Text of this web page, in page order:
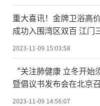
重大喜讯！金牌卫浴高
成功入围湾区双百 江门
2023-11-09 15:03:58
“关注肺健康 立冬开
暨倡议书发布会在北京
迎来了冬季的第一个节气
2023-11-09 14:56:07